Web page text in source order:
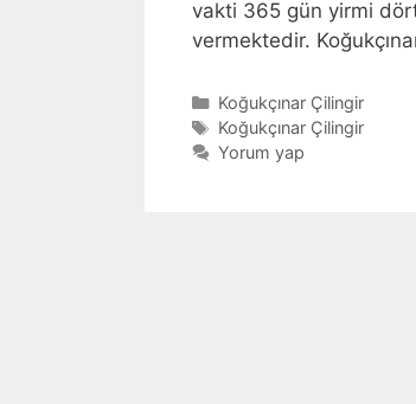
vakti 365 gün yirmi
vermektedir.
Kategoriler
Koğukçınar Çilingir
Etiketler
Koğukçınar Çilingir
Yorum yap